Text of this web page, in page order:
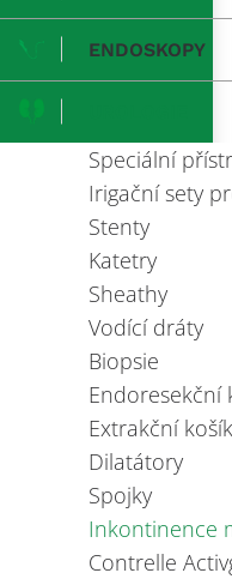
ENDOSKOPY
Speciální
Irigační sety
Stenty
Katetry
Sheathy
Vodící dráty
Biopsie
Endoresekční
Extrakční
Dilatátory
Spojky
Inkontinence
Contrelle